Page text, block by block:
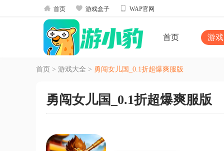
 首页  游戏盒子  WAP官网
首页 游
首页 > 游戏大全 > 勇闯女儿国_0.1折超爆爽服版
勇闯女儿国_0.1折超爆爽服版